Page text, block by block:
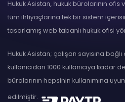
Hukuk Asistan, hukuk bürolarının
tüm ihtiyaçlarına tek bir sistem
tasarlamış web tabanlı hukuk ofisi
Hukuk Asistan; çalışan sayısına
kullanıcıdan 1000 kullanıcıya kadar
bürolarının hepsinin kullanımına
edilmiştir.